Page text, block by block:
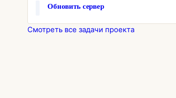
Обновить сервер
Смотреть все задачи проекта